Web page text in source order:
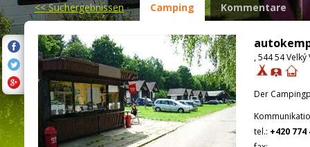
<<Suchergebnissen Camping Kommentare
, 544 54
Der
tel.: +420 774